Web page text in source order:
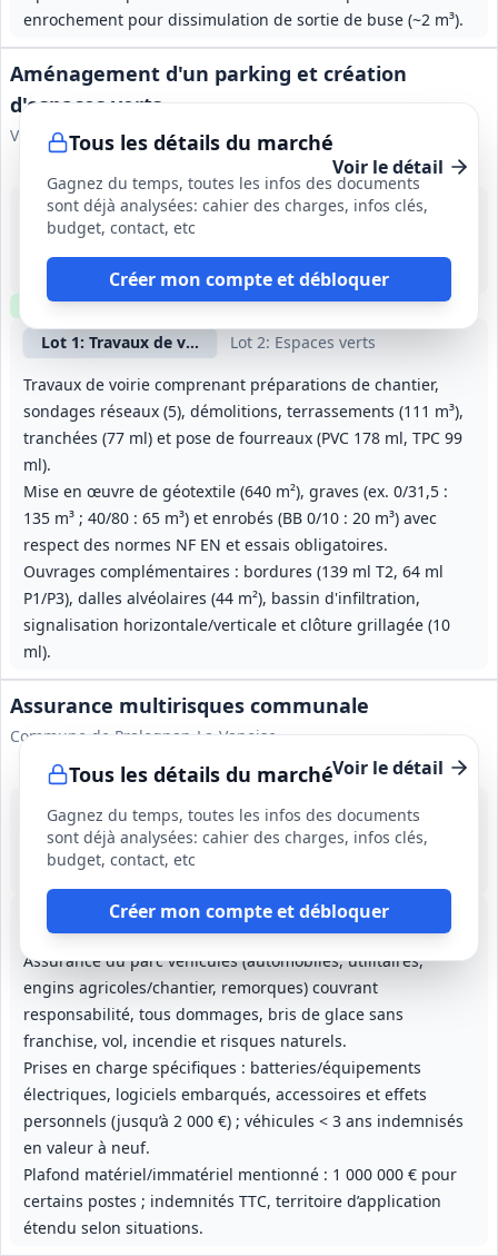
enrochement pour dissimulation de sortie de buse (~2 m³).
Tous les détails du marché
Gagnez du temps, toutes les infos des documents
sont déjà analysées: cahier des charges, infos clés,
budget, contact, etc
Créer mon compte et débloquer
Aménagement d'un parking et création
d'espaces verts
Ville d'Olivet
Voir le détail
Lot 1: Travaux de voirie Lot 2: Espaces verts
Travaux de voirie comprenant préparations de chantier,
sondages réseaux (5), démolitions, terrassements (111 m³),
tranchées (77 ml) et pose de fourreaux (PVC 178 ml, TPC 99
ml).
Mise en œuvre de géotextile (640 m²), graves (ex. 0/31,5 :
135 m³ ; 40/80 : 65 m³) et enrobés (BB 0/10 : 20 m³) avec
respect des normes NF EN et essais obligatoires.
Ouvrages complémentaires : bordures (139 ml T2, 64 ml
P1/P3), dalles alvéolaires (44 m²), bassin d'infiltration,
signalisation horizontale/verticale et clôture grillagée (10
ml).
15 sept. 2026
Olivet (45)
Clause environnementale Clause sociale
Tous les détails du marché
Gagnez du temps, toutes les infos des documents
sont déjà analysées: cahier des charges, infos clés,
budget, contact, etc
Créer mon compte et débloquer
Assurance multirisques communale
Commune de Pralognan-La-Vanoise
Voir le détail
: Biens et multirisques
Lot 2: Responsabilité civile communale
Lot3: Flotte véhicules
Assurance du parc véhicules (automobiles, utilitaires,
engins agricoles/chantier, remorques) couvrant
responsabilité, tous dommages, bris de glace sans
franchise, vol, incendie et risques naturels.
Prises en charge spécifiques : batteries/équipements
électriques, logiciels embarqués, accessoires et effets
personnels (jusqu’à 2 000 €) ; véhicules < 3 ans indemnisés
en valeur à neuf.
Plafond matériel/immatériel mentionné : 1 000 000 € pour
certains postes ; indemnités TTC, territoire d’application
étendu selon situations.
9 oct. 2026
Pralognan‑La‑Vanoise (73)
4 ans (à partir du 01/01/2027)